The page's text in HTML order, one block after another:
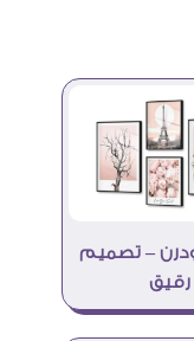
– تصميم
رقيق